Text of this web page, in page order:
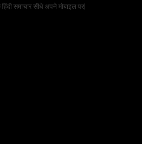
समाचार सीधे अपने मोबाइल पर|